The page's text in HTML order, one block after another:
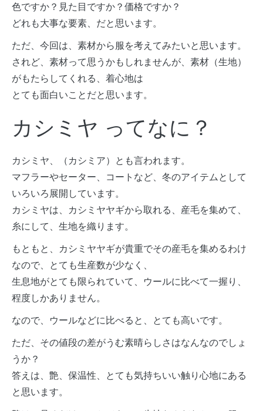
色ですか？見た目ですか？価格ですか？
どれも大事な要素、だと思います。
ただ、今回は、素材から服を考えてみたいと思います。
されど、素材って思うかもしれませんが、素材（生地）
がもたらしてくれる、着心地は
とても面白いことだと思います。
カシミヤ ってなに？
カシミヤ、（カシミア）とも言われます。
マフラーやセーター、コートなど、冬のアイテムとして
いろいろ展開しています。
カシミヤは、カシミヤヤギから取れる、産毛を集めて、
糸にして、生地を織ります。
もともと、カシミヤヤギが貴重でその産毛を集めるわけ
なので、とても生産数が少なく、
生息地がとても限られていて、ウールに比べて一握り、
程度しかありません。
なので、ウールなどに比べると、とても高いです。
ただ、その値段の差がうむ素晴らしさはなんなのでしょ
うか？
答えは、艶、保温性、とても気持ちいい触り心地にある
と思います。